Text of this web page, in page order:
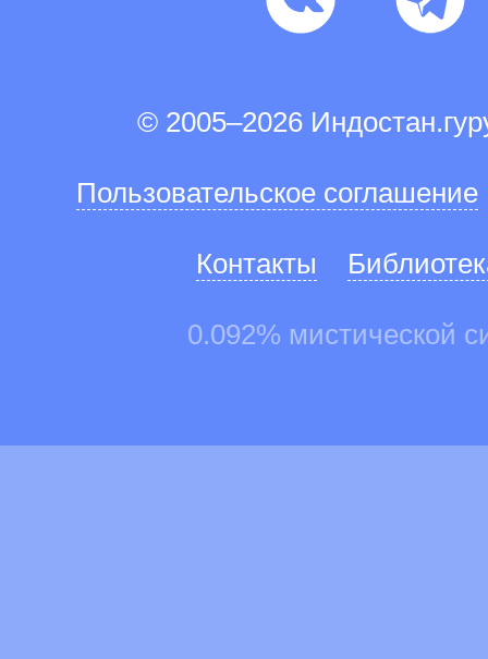
© 2005–2026
Пользовательское соглашение
Контакты
0.092% мистической